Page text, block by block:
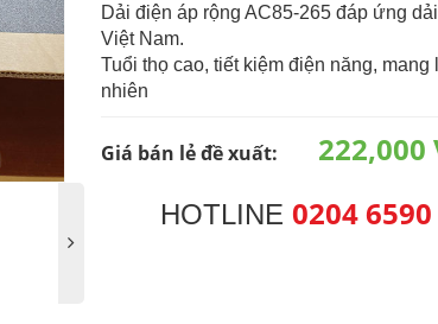
Dải điện áp rộng AC85-265 đáp ứng
Việt Nam.
Tuổi thọ cao, tiết kiệm điện năng,
nhiên
Giá bán lẻ đề xuất: 222,000
HOTLINE0204